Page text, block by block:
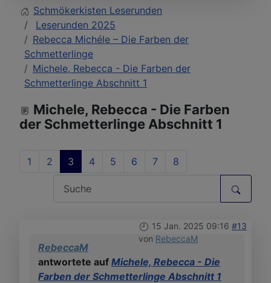
Schmökerkisten Leserunden
Leserunden 2025
Rebecca Michéle – Die Farben der
Schmetterlinge
Michele, Rebecca - Die Farben der
Schmetterlinge Abschnitt 1
Michele, Rebecca - Die Farben
der Schmetterlinge Abschnitt 1
1 2 3 4 5 6 7 8
15 Jan. 2025 09:16 #13
von RebeccaM
RebeccaM
antwortete auf Michele, Rebecca - Die
Farben der Schmetterlinge Abschnitt 1